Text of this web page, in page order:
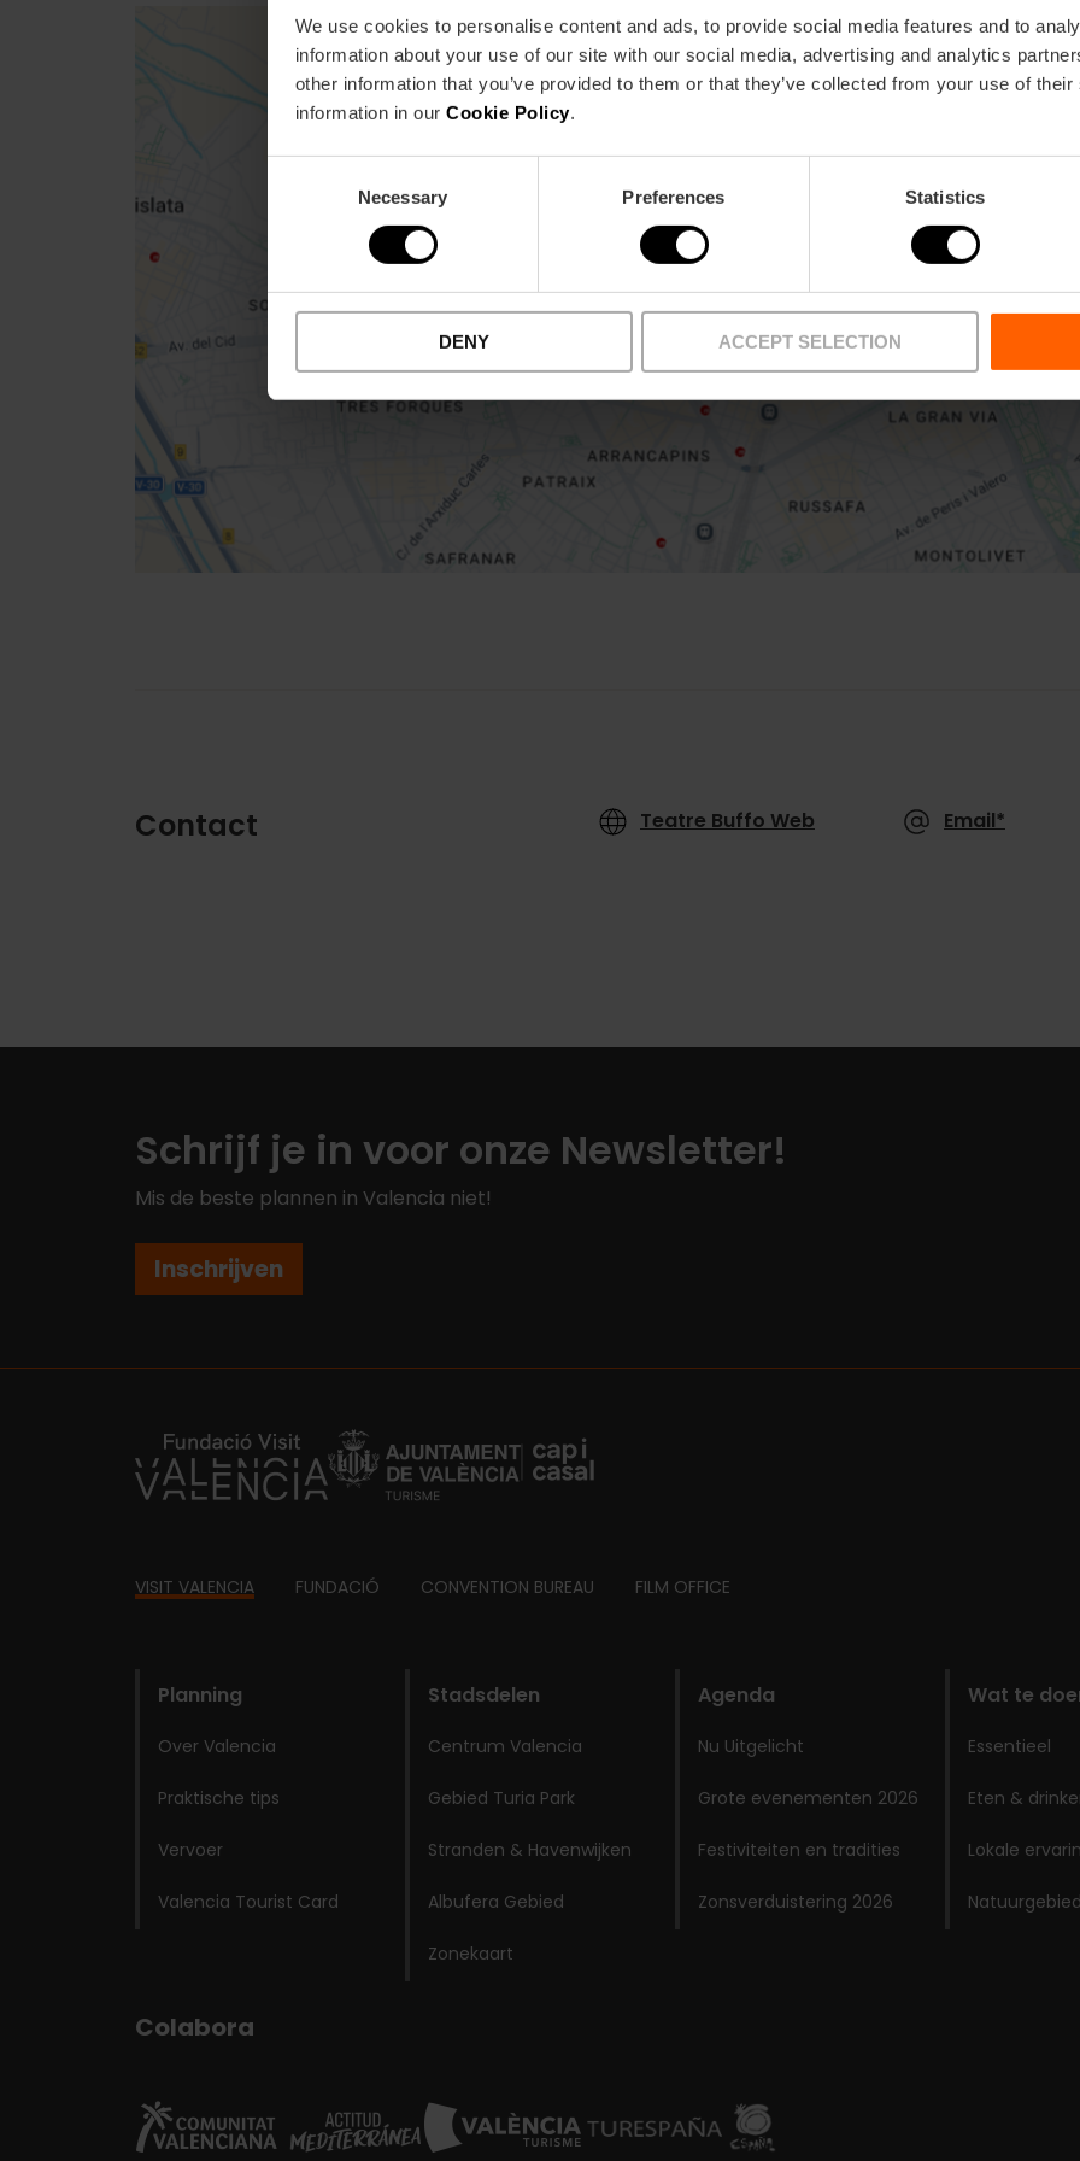
We use cookies to personalise content and ads, to provide social media features and to
information about your use of our site with our social media, advertising and analytics
other information that you’ve provided to them or that they’ve collected from your use of
information in our Cookie Policy.
Necessary Preferences Statistics
DENY ACCEPT SELECTION
Bekijk kaart
Routebeschrijving
sidebar
Contact Teatre Buffo Web Email*
Schrijf je in voor onze Newsletter!
Mis de beste plannen in Valencia niet!
Inschrijven
https://fundacion.visitvalencia.com/
Footer
VISIT VALENCIA FUNDACIÓ CONVENTION BUREAU FILM OFFICE
Planning
Over Valencia
Praktische tips
Vervoer
Valencia Tourist Card
Stadsdelen
Centrum Valencia
Gebied Turia Park
Stranden & Havenwijken
Albufera Gebied
Zonekaart
Agenda
Nu Uitgelicht
Grote evenementen 2026
Festiviteiten en tradities
Zonsverduistering 2026
Wat te
Essentieel
Eten &
Lokale
Colabora